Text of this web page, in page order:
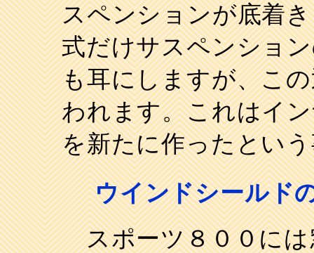
スペンションが底着
式だけサスペンショ
も耳にしますが、こ
われます。これはイ
を新たに作ったとい
ウインドシールド
スポーツ８００には